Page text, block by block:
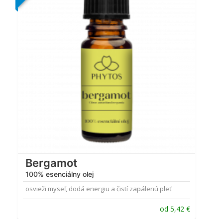
Bergamot
100% esenciálny olej
osvieži myseľ, dodá energiu a čistí zapálenú pleť
od 5,42 €